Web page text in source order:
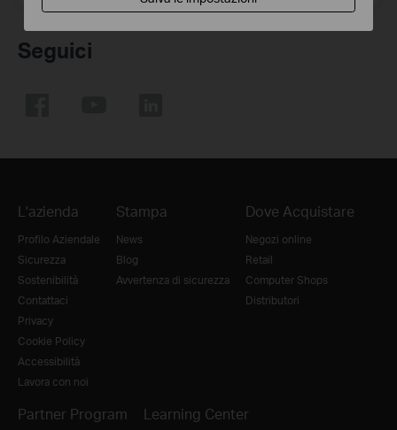
Seguici
L'azienda
Profilo Aziendale
Sicurezza
Sostenibilità
Contattaci
Privacy
Cookie Policy
Accessibilità
Lavora con noi
Stampa
News
Blog
Avvertenza di sicurezza
Dove Acquistare
Negozi online
Retail
Computer Shops
Distributori
Partner Program Learning Center